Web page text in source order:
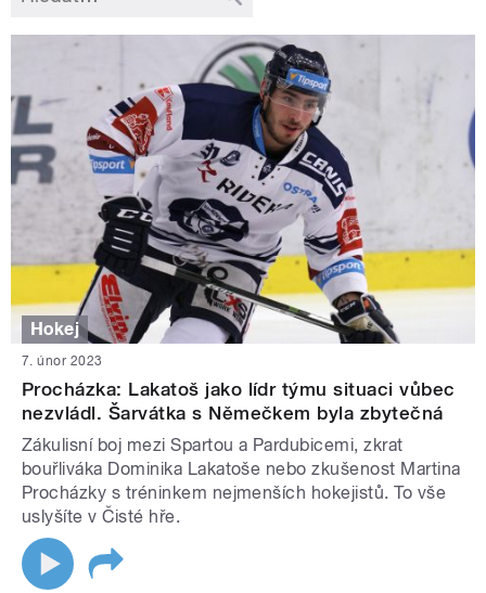
Hokej
7. únor 2023
Procházka: Lakatoš jako lídr týmu situaci vůbec
nezvládl. Šarvátka s Němečkem byla zbytečná
Zákulisní boj mezi Spartou a Pardubicemi, zkrat
bouřliváka Dominika Lakatoše nebo zkušenost Martina
Procházky s tréninkem nejmenších hokejistů. To vše
uslyšíte v Čisté hře.